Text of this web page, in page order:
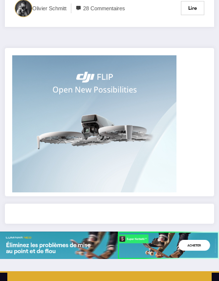
Olivier Schmitt 28 Commentaires Lire